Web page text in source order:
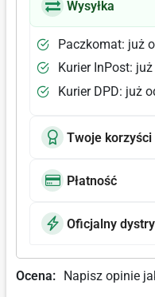
Wysyłka
Paczkomat: już
Kurier InPost: już
Kurier DPD: już
Twoje korzyści
Płatność
Oficjalny
Ocena: Napisz opinie